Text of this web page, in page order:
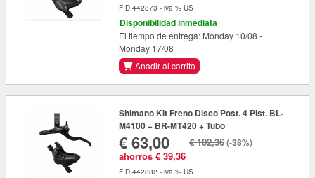
FID 442873 - iva % US
Disponibilidad inmediata
El tiempo de entrega: Monday 10/08 -
Monday 17/08
Anadir al carrito
Shimano Kit Freno Disco Post. 4 Pist. BL-
M4100 + BR-MT420 + Tubo
€ 63,00
ahorros € 39,36
€ 102,36(-38%)
FID 442882 - iva % US